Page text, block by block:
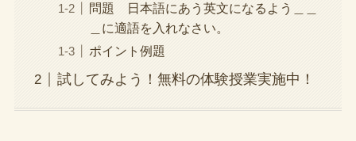
問題 日本語にあう英文になるよう＿＿
＿に適語を入れなさい。
ポイント例題
試してみよう！無料の体験授業実施中！